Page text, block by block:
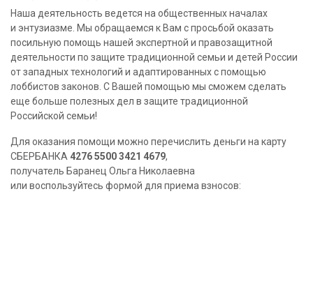
Наша деятельность ведется на общественных началах
и энтузиазме. Мы обращаемся к Вам с просьбой оказать
посильную помощь нашей экспертной и правозащитной
деятельности по защите традиционной семьи и детей России
от западных технологий и адаптированных с помощью
лоббистов законов. С Вашей помощью мы сможем сделать
еще больше полезных дел в защите традиционной
Российской семьи!
Для оказания помощи можно перечислить деньги на карту
СБЕРБАНКА 4276 5500 3421 4679,
получатель Баранец Ольга Николаевна
или воспользуйтесь формой для приема взносов: